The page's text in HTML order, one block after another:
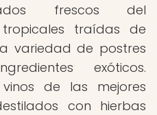
frescos del
traídas de
variedad de postres
exóticos.
de las mejores
con hierbas